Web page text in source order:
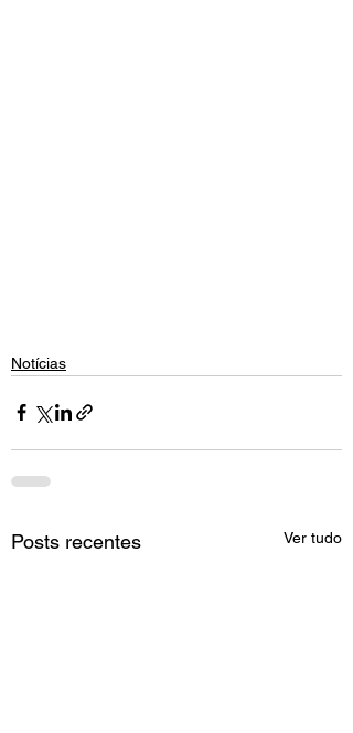
Notícias
Posts recentes Ver tudo